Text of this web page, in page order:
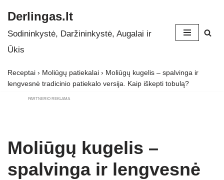
Skip
to
Derlingas.lt
Sodininkystė, Daržininkystė, Augalai ir
Ūkis
Receptai › Moliūgų patiekalai › Moliūgų kugelis – spalvinga ir
lengvesnė tradicinio patiekalo versija. Kaip iškepti tobulą?
PARTNERIO REKLAMA
Moliūgų kugelis –
spalvinga ir lengvesnė